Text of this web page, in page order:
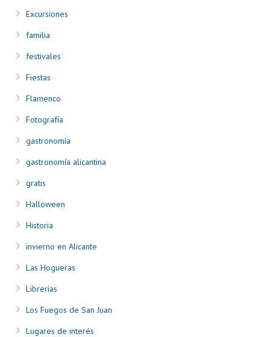
Excursiones
familia
festivales
Fiestas
Flamenco
Fotografía
gastronomía
gastronomía alicantina
gratis
Halloween
Historia
invierno en Alicante
Las Hogueras
Librerías
Los Fuegos de San Juan
Lugares de interés